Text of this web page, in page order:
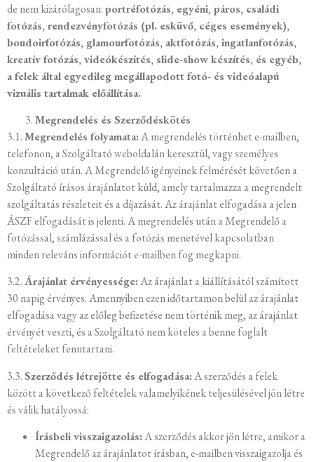
de nem kizárólagosan:portréfotózás, egyéni, páros, családi
fotózás, rendezvényfotózás (pl. esküvő, céges események),
boudoirfotózás, glamourfotózás, aktfotózás, ingatlanfotózás,
kreatív fotózás, videókészítés, slide-show készítés, és egyéb,
a felek által egyedileg megállapodott fotó- és videóalapú
vizuális tartalmak előállítása.
Megrendelés és Szerződéskötés
3.1.Megrendelés folyamata:A megrendelés történhet e-mailben,
telefonon, a Szolgáltató weboldalán keresztül, vagy személyes
konzultáció után. A Megrendelő igényeinek felmérését követően a
Szolgáltató írásos árajánlatot küld, amely tartalmazza a megrendelt
szolgáltatás részleteit és a díjazását. Az árajánlat elfogadása a jelen
ÁSZF elfogadását is jelenti. A megrendelés után a Megrendelő a
fotózással, számlázással és a fotózás menetével kapcsolatban
minden releváns információt e-mailben fog megkapni.
3.2.Árajánlat érvényessége:Az árajánlat a kiállításától számított
30 napig érvényes. Amennyiben ezen időtartamon belül az árajánlat
elfogadása vagy az előleg befizetése nem történik meg, az árajánlat
érvényét veszti, és a Szolgáltató nem köteles a benne foglalt
feltételeket fenntartani.
3.3.Szerződés létrejötte és elfogadása:A szerződés a felek
között a következő feltételek valamelyikének teljesülésével jön létre
és válik hatályossá:
Írásbeli visszaigazolás:A szerződés akkor jön létre, amikor a
Megrendelő az árajánlatot írásban, e-mailben visszaigazolja és